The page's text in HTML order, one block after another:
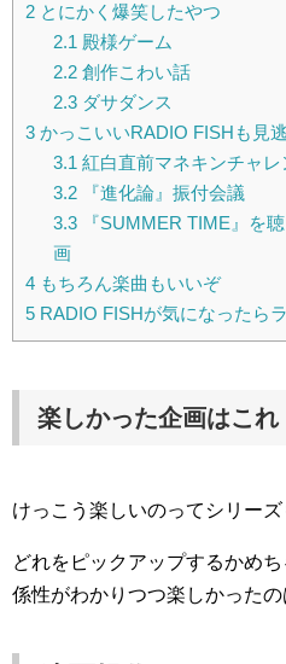
2 とにかく爆笑したやつ
2.1 殿様ゲーム
2.2創作こわい話
2.3ダサダンス
3 かっこいいRADIO FISHも見
3.1 紅白直前マネキンチャレ
3.2『進化論』振付会議
3.3『SUMMER TIME』を
画
4 もちろん楽曲もいいぞ
5 RADIO FISHが気になったら
楽しかった企画はこれ
けっこう楽しいのってシリーズ
どれをピックアップするかめ
係性がわかりつつ楽しかった